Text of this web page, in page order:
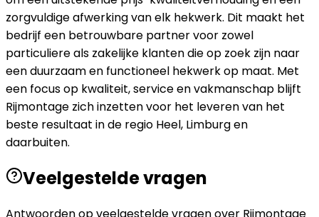
zorgvuldige afwerking van elk hekwerk. Dit maakt het
bedrijf een betrouwbare partner voor zowel
particuliere als zakelijke klanten die op zoek zijn naar
een duurzaam en functioneel hekwerk op maat. Met
een focus op kwaliteit, service en vakmanschap blijft
Rijmontage zich inzetten voor het leveren van het
beste resultaat in de regio Heel, Limburg en
daarbuiten.
Veelgestelde vragen
Antwoorden op veelgestelde vragen over Rijmontage